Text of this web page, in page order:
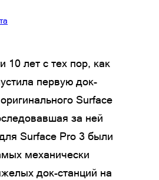
10 лет с тех пор, как
первую док-
Surface
за ней
Surface Pro 3 были
механически
док-станций на